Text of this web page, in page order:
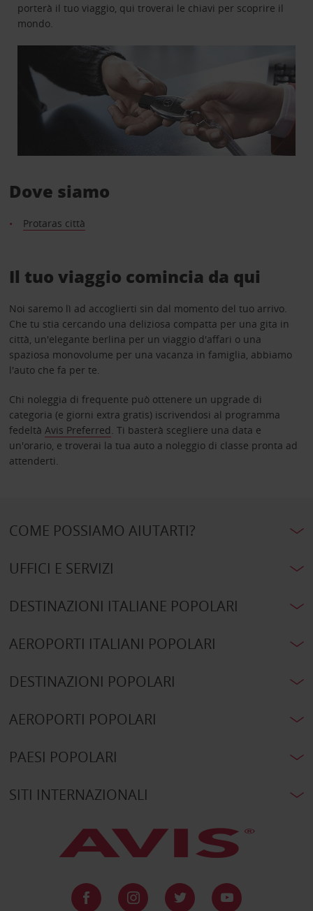
porterà il tuo viaggio, qui troverai le chiavi per scoprire il
mondo.
Dove siamo
Protaras città
Il tuo viaggio comincia da qui
Noi saremo lì ad accoglierti sin dal momento del tuo arrivo.
Che tu stia cercando una deliziosa compatta per una gita in
città, un'elegante berlina per un viaggio d'affari o una
spaziosa monovolume per una vacanza in famiglia, abbiamo
l'auto che fa per te.
Chi noleggia di frequente può ottenere un upgrade di
categoria (e giorni extra gratis) iscrivendosi al programma
fedeltà Avis Preferred. Ti basterà scegliere una data e
un'orario, e troverai la tua auto a noleggio di classe pronta ad
attenderti.
COME POSSIAMO AIUTARTI?
UFFICI E SERVIZI
DESTINAZIONI ITALIANE POPOLARI
AEROPORTI ITALIANI POPOLARI
DESTINAZIONI POPOLARI
AEROPORTI POPOLARI
PAESI POPOLARI
SITI INTERNAZIONALI